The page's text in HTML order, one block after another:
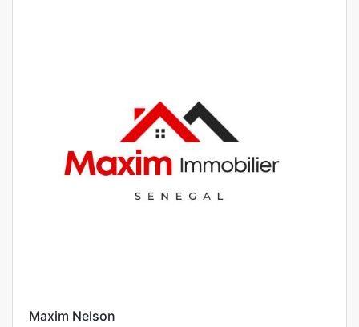
Maxim Nelson